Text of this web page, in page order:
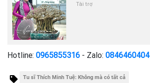
Tài trợ
Hotline: 0965855316 - Zalo: 0846460404
Tu sĩ Thích Minh Tuệ: Không mà có tất cả